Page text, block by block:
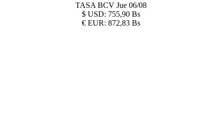
TASA BCV Jue 06/08
$ USD: 755,90 Bs
€ EUR: 872,83 Bs